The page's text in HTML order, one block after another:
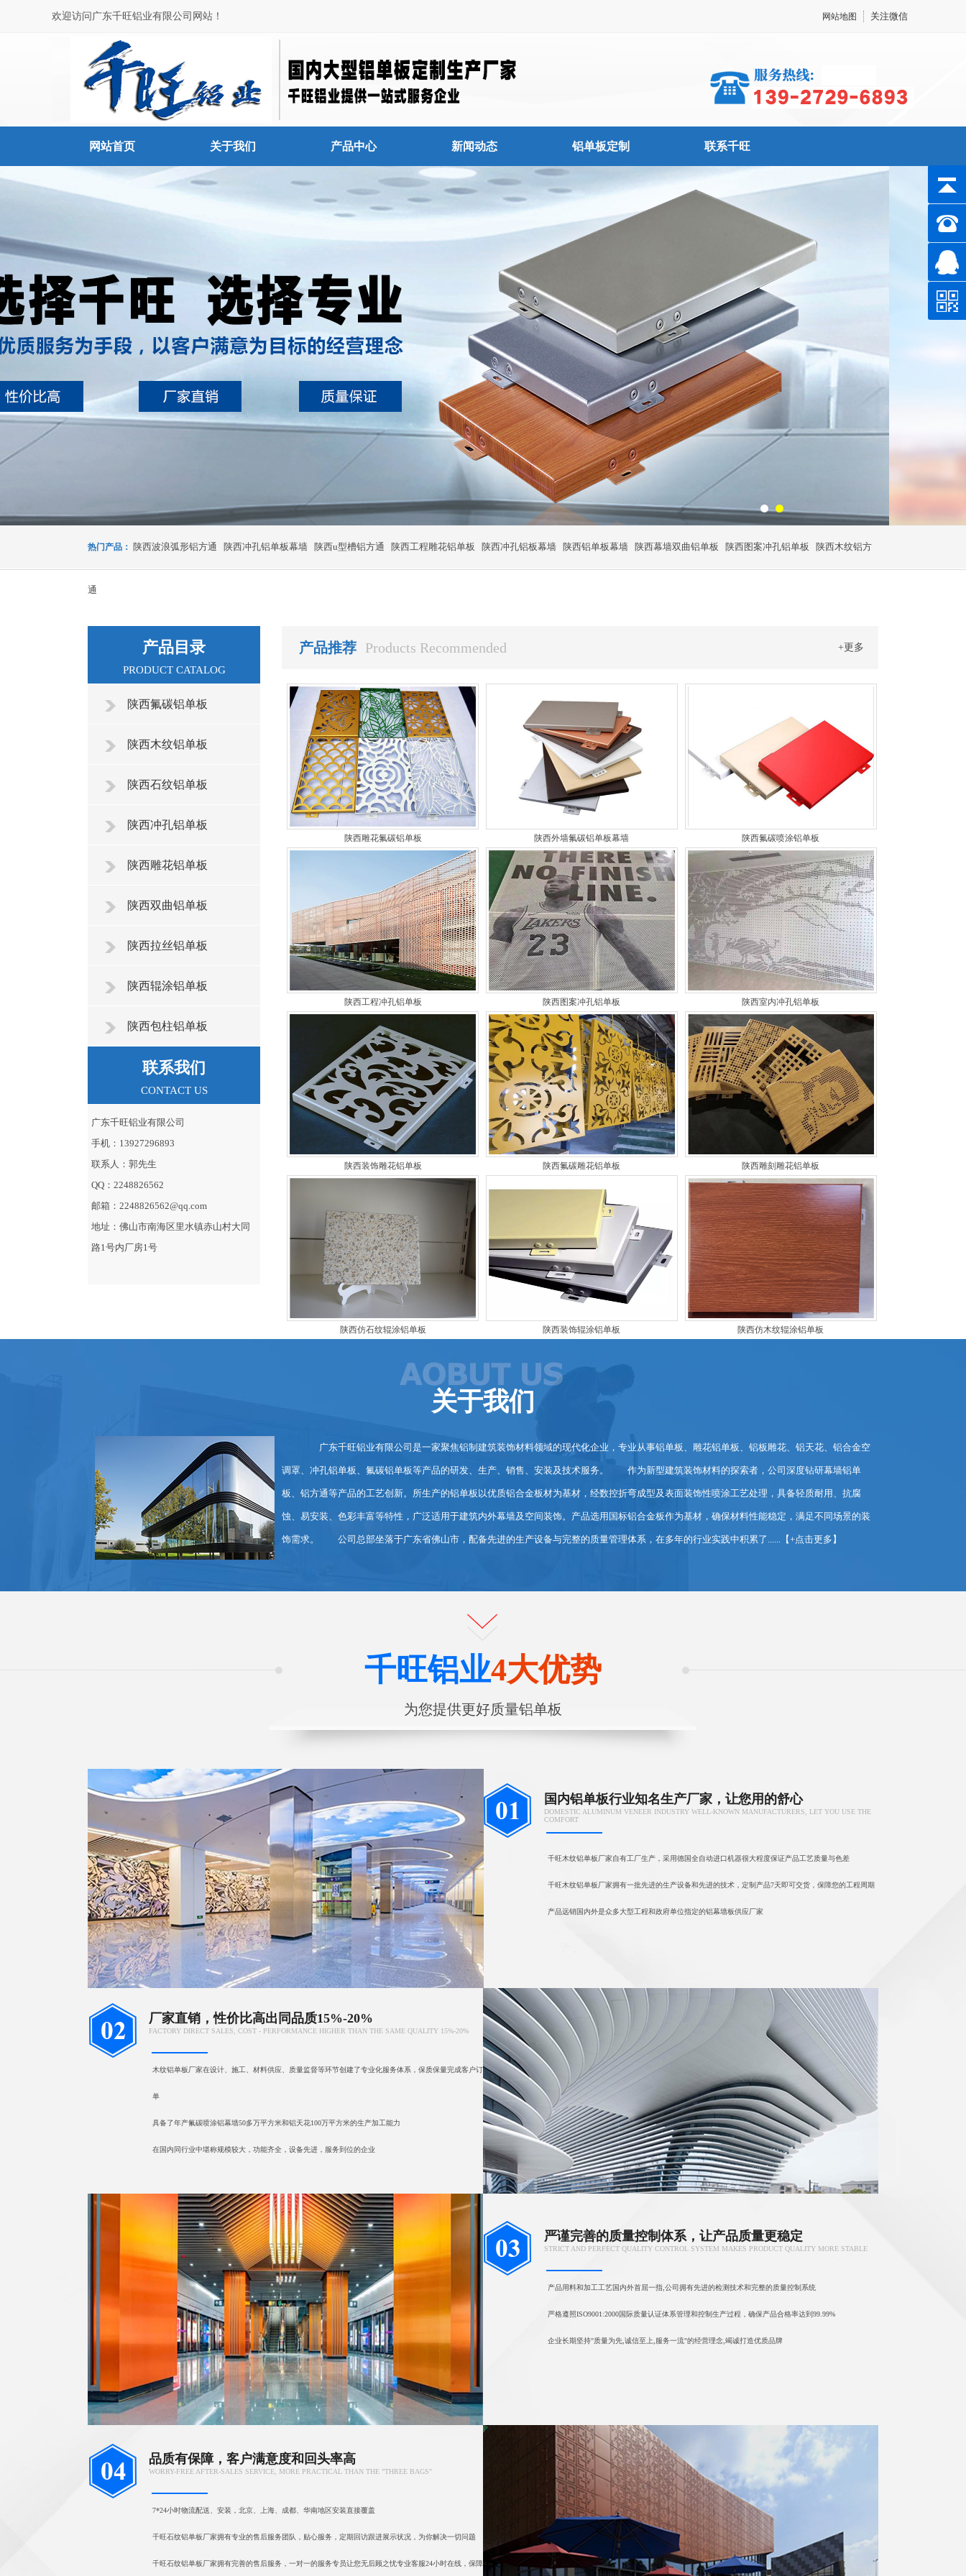
欢迎访问广东千旺铝业有限公司网站！ 网站地图 关注微信
网站首页 关于我们 产品中心 新闻动态 铝单板定制 联系千旺
热门产品： 陕西波浪弧形铝方通 陕西冲孔铝单板幕墙 陕西u型槽铝方通 陕西工程雕花铝单板 陕西冲孔铝板幕墙 陕西铝单板幕墙 陕西幕墙双曲铝单板 陕西图案冲孔铝单板 陕西木纹铝方
通
产品目录
PRODUCT CATALOG
陕西氟碳铝单板
陕西木纹铝单板
陕西石纹铝单板
陕西冲孔铝单板
陕西雕花铝单板
陕西双曲铝单板
陕西拉丝铝单板
陕西辊涂铝单板
陕西包柱铝单板
联系我们
CONTACT US
广东千旺铝业有限公司
手机：13927296893
联系人：郭先生
QQ：2248826562
邮箱：2248826562@qq.com
地址：佛山市南海区里水镇赤山村大同
路1号内厂房1号
产品推荐 Products Recommended +更多
陕西雕花氟碳铝单板 陕西外墙氟碳铝单板幕墙 陕西氟碳喷涂铝单板
陕西工程冲孔铝单板 陕西图案冲孔铝单板 陕西室内冲孔铝单板
陕西装饰雕花铝单板 陕西氟碳雕花铝单板 陕西雕刻雕花铝单板
陕西仿石纹辊涂铝单板 陕西装饰辊涂铝单板 陕西仿木纹辊涂铝单板
关于我们
广东千旺铝业有限公司是一家聚焦铝制建筑装饰材料领域的现代化企业，专业从事铝单板、雕花铝单板、铝板雕花、铝天花、铝合金空
调罩、冲孔铝单板、氟碳铝单板等产品的研发、生产、销售、安装及技术服务。 作为新型建筑装饰材料的探索者，公司深度钻研幕墙铝单
板、铝方通等产品的工艺创新。所生产的铝单板以优质铝合金板材为基材，经数控折弯成型及表面装饰性喷涂工艺处理，具备轻质耐用、抗腐
蚀、易安装、色彩丰富等特性，广泛适用于建筑内外幕墙及空间装饰。产品选用国标铝合金板作为基材，确保材料性能稳定，满足不同场景的装
饰需求。 公司总部坐落于广东省佛山市，配备先进的生产设备与完整的质量管理体系，在多年的行业实践中积累了......【+点击更多 】
千旺铝业4大优势
为您提供更好质量铝单板
国内铝单板行业知名生产厂家，让您用的舒心
DOMESTIC ALUMINUM VENEER INDUSTRY WELL-KNOWN MANUFACTURERS, LET YOU USE THE
COMFORT
千旺木纹铝单板厂家自有工厂生产，采用德国全自动进口机器很大程度保证产品工艺质量与色差
千旺木纹铝单板厂家拥有一批先进的生产设备和先进的技术，定制产品7天即可交货，保障您的工程周期
产品远销国内外是众多大型工程和政府单位指定的铝幕墙板供应厂家
厂家直销，性价比高出同品质15%-20%
FACTORY DIRECT SALES, COST - PERFORMANCE HIGHER THAN THE SAME QUALITY 15%-20%
木纹铝单板厂家在设计、施工、材料供应、质量监督等环节创建了专业化服务体系，保质保量完成客户订
单
具备了年产氟碳喷涂铝幕墙50多万平方米和铝天花100万平方米的生产加工能力
在国内同行业中堪称规模较大，功能齐全，设备先进，服务到位的企业
严谨完善的质量控制体系，让产品质量更稳定
STRICT AND PERFECT QUALITY CONTROL SYSTEM MAKES PRODUCT QUALITY MORE STABLE
产品用料和加工工艺国内外首屈一指,公司拥有先进的检测技术和完整的质量控制系统
严格遵照ISO9001:2000国际质量认证体系管理和控制生产过程，确保产品合格率达到99.99%
企业长期坚持"质量为先,诚信至上,服务一流"的经营理念,竭诚打造优质品牌
品质有保障，客户满意度和回头率高
WORRY-FREE AFTER-SALES SERVICE, MORE PRACTICAL THAN THE "THREE BAGS"
7*24小时物流配送、安装，北京、上海、成都、华南地区安装直接覆盖
千旺石纹铝单板厂家拥有专业的售后服务团队，贴心服务，定期回访跟进展示状况，为你解决一切问题
千旺石纹铝单板厂家拥有完善的售后服务，一对一的服务专员让您无后顾之忧专业客服24小时在线，保障